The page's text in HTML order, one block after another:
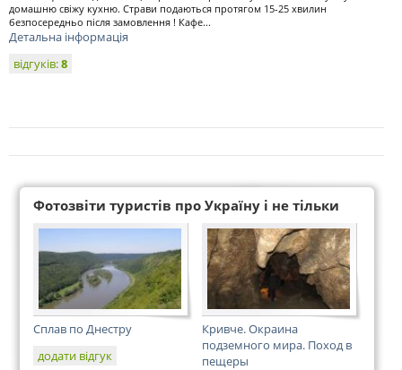
домашню свіжу кухню. Страви подаються протягом 15-25 хвилин
безпосередньо після замовлення ! Кафе...
Детальна інформація
відгуків:8
Фотозвіти туристів про Україну і не тільки
Сплав по Днестру
додати відгук
Кривче. Окраина
подземного мира. Поход в
пещеры